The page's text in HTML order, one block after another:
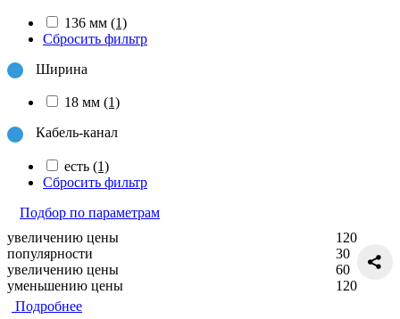
136 мм (1)
Сбросить фильтр
Ширина
18 мм (1)
Кабель-канал
есть (1)
Сбросить фильтр
Подбор по параметрам
увеличению цены
популярности
увеличению цены
уменьшению цены
120
30
60
120
Подробнее